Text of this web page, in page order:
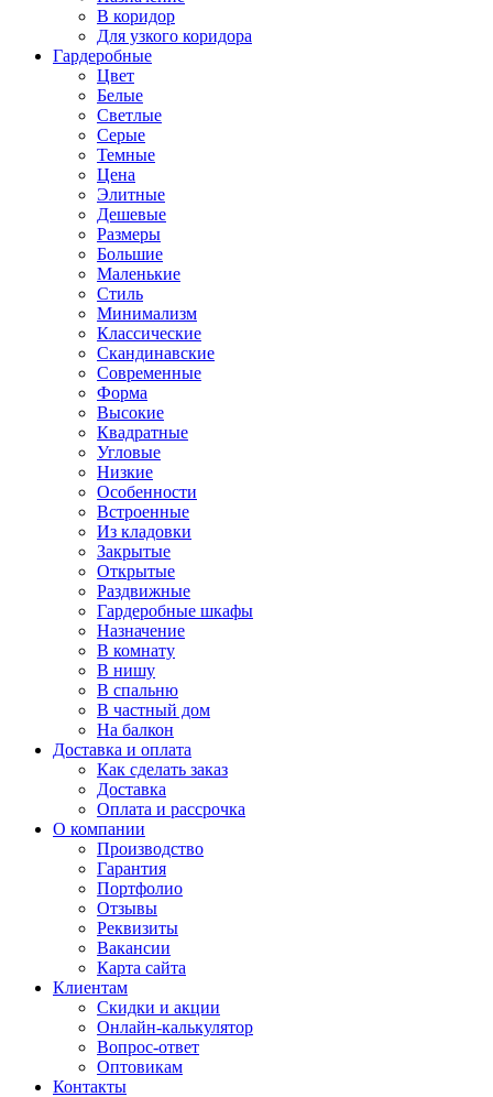
В коридор
Для узкого коридора
Гардеробные
Цвет
Белые
Светлые
Серые
Темные
Цена
Элитные
Дешевые
Размеры
Большие
Маленькие
Стиль
Минимализм
Классические
Скандинавские
Современные
Форма
Высокие
Квадратные
Угловые
Низкие
Особенности
Встроенные
Из кладовки
Закрытые
Открытые
Раздвижные
Гардеробные шкафы
Назначение
В комнату
В нишу
В спальню
В частный дом
На балкон
Доставка и оплата
Как сделать заказ
Доставка
Оплата и рассрочка
О компании
Производство
Гарантия
Портфолио
Отзывы
Реквизиты
Вакансии
Карта сайта
Клиентам
Скидки и акции
Онлайн-калькулятор
Вопрос-ответ
Оптовикам
Контакты